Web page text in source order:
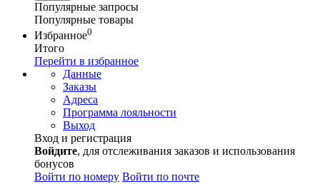
Популярные запросы
Популярные товары
Избранное0
Итого
Перейти в избранное
Данные
Заказы
Адреса
Программа лояльности
Выход
Вход и регистрация
Войдите, для отслеживания заказов и использования
бонусов
Войти по номеру Войти по почте